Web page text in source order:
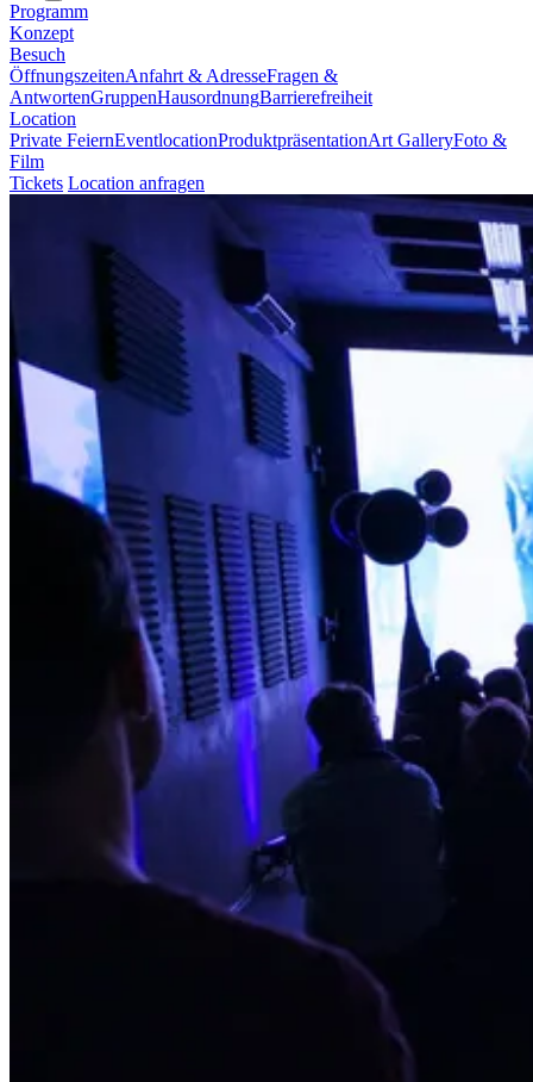
Programm
Konzept
Besuch
ÖffnungszeitenAnfahrt & AdresseFragen &
AntwortenGruppenHausordnungBarrierefreiheit
Location
Private FeiernEventlocationProduktpräsentationArt GalleryFoto &
Film
Tickets Location anfragen